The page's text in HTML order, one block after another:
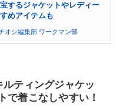
するジャケットやレディー
めアイテムも
オシ編集部 ワークマン部
ティングジャケッ
で着こなしやすい！